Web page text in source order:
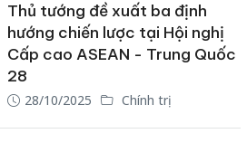
Thủ tướng đề xuất ba định
hướng chiến lược tại Hội nghị
Cấp cao ASEAN - Trung Quốc
28
28/10/2025 Chính trị